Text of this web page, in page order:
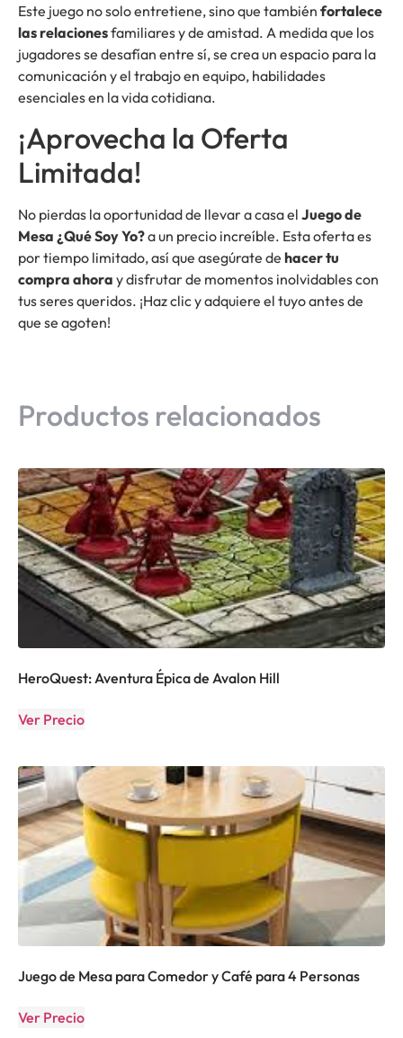
Este juego no solo entretiene, sino que también fortalece
las relacionesfamiliares y de amistad. A medida que los
jugadores se desafían entre sí, se crea un espacio para la
comunicación y el trabajo en equipo, habilidades
esenciales en la vida cotidiana.
¡Aprovecha la Oferta
Limitada!
No pierdas la oportunidad de llevar a casa el Juego de
Mesa ¿Qué Soy Yo?a un precio increíble. Esta oferta es
por tiempo limitado, así que asegúrate de hacer tu
compra ahora y disfrutar de momentos inolvidables con
tus seres queridos. ¡Haz clic y adquiere el tuyo antes de
que se agoten!
Productos relacionados
HeroQuest: Aventura Épica de Avalon Hill
Ver Precio
Juego de Mesa para Comedor y Café para 4 Personas
Ver Precio